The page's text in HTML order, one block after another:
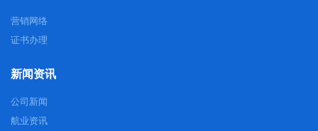
营销网络
证书办理
新闻资讯
公司新闻
航业资讯